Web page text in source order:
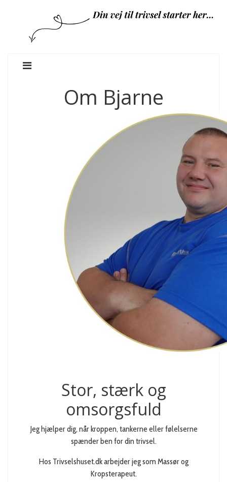
Om Bjarne
Stor, stærk og
omsorgsfuld
Jeg hjælper dig, når kroppen, tankerne eller følelserne
spænder ben for din trivsel.
Hos Trivselshuset.dk arbejder jeg som Massør og
Kropsterapeut.